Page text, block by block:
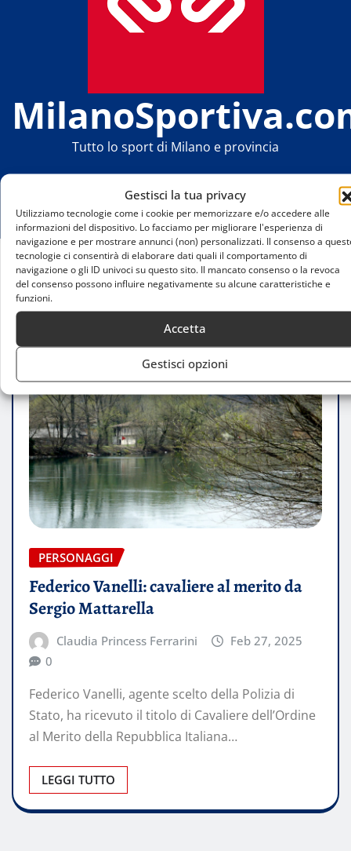
Gestisci la tua privacy
Utilizziamo tecnologie come i cookie per memorizzare e/o accedere alle
informazioni del dispositivo. Lo facciamo per migliorare l'esperienza di
navigazione e per mostrare annunci (non) personalizzati. Il consenso a
tecnologie ci consentirà di elaborare dati quali il comportamento di
navigazione o gli ID univoci su questo sito. Il mancato consenso o la revoca
del consenso possono influire negativamente su alcune caratteristiche e
funzioni.
Accetta
Gestisci opzioni
Tutto lo sport di Milano e provincia
Home
Federico Vanelli: cavaliere al merito da Sergio
Mattarella
PERSONAGGI
Federico Vanelli: cavaliere al merito da
Sergio Mattarella
Claudia Princess Ferrarini
Feb 27, 2025
0
Federico Vanelli, agente scelto della Polizia di
Stato, ha ricevuto il titolo di Cavaliere dell’Ordine
al Merito della Repubblica Italiana…
LEGGI TUTTO